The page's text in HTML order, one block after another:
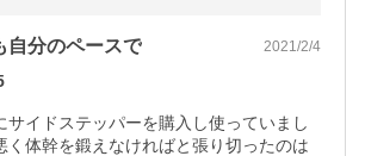
自分のペースで 2021/2/4
サイドステッパーを購入し使っていまし
く体幹を鍛えなければと張り切ったのは